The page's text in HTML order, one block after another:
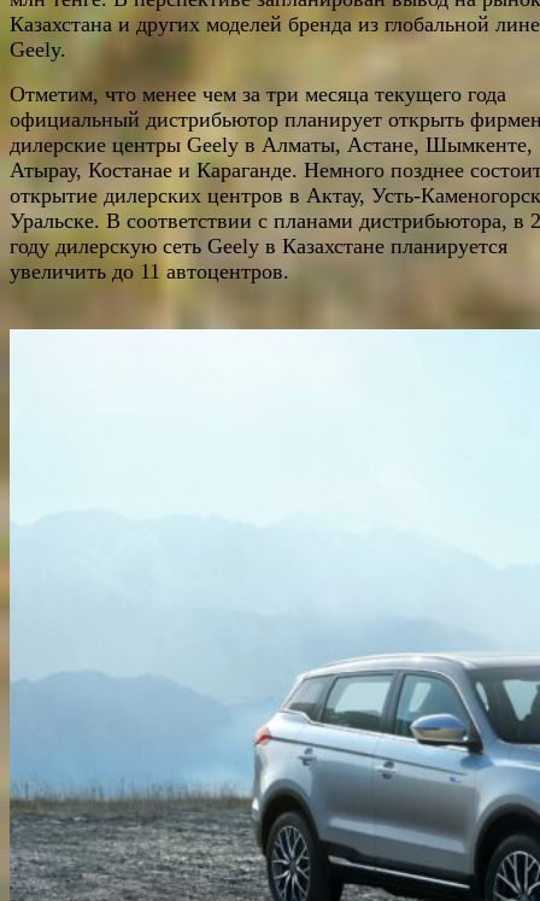
Казахстана и других моделей бренда из глобальной
Geely.
Отметим, что менее чем за три месяца текущего года
официальный дистрибьютор планирует открыть
дилерские центры Geely в Алматы, Астане, Шымкенте,
Атырау, Костанае и Караганде. Немного позднее
открытие дилерских центров в Актау, Усть-
Уральске. В соответствии с планами дистрибьютора, в
году дилерскую сеть Geely в Казахстане планируется
увеличить до 11 автоцентров.